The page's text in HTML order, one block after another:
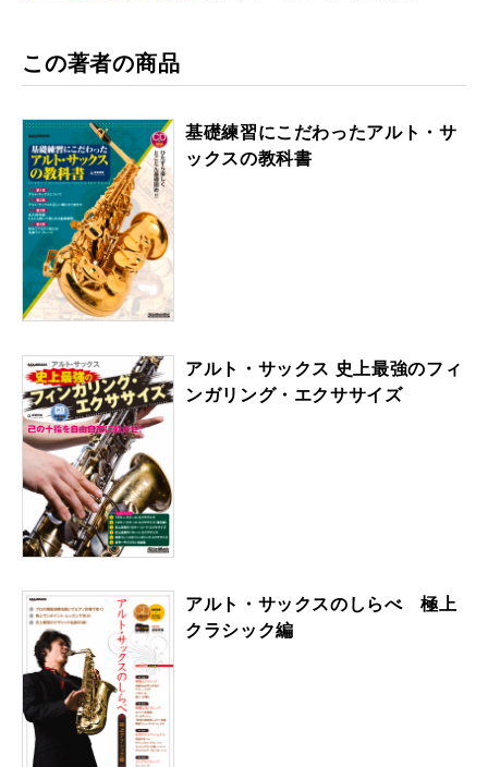
この著者の商品
基礎練習にこだわったアルト・サ
ックスの教科書
アルト・サックス 史上最強のフィ
ンガリング・エクササイズ
アルト・サックスのしらべ 極上
クラシック編